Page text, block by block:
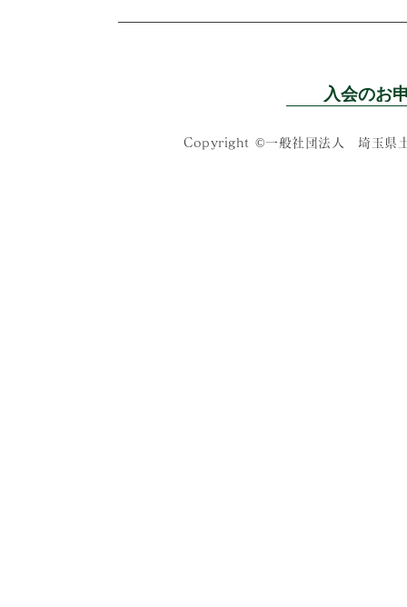
入会のお
Copyright ©一般社団法人 埼玉県